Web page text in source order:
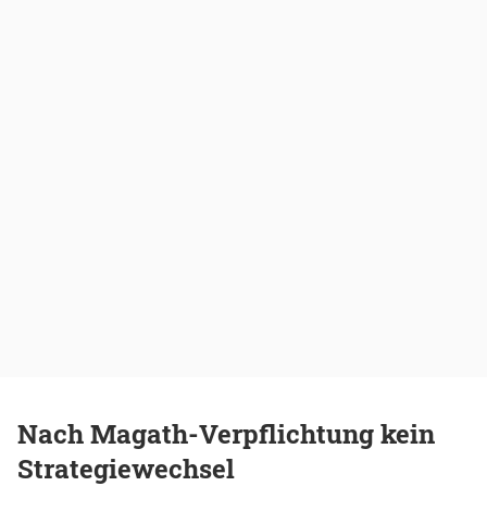
Nach Magath-Verpflichtung kein
Strategiewechsel